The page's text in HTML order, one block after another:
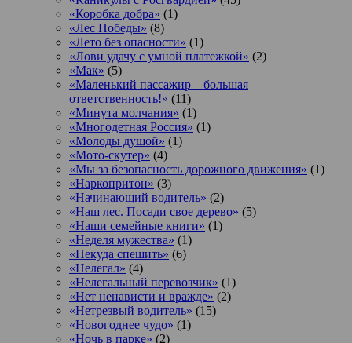
«Коробка добра» (1)
«Лес Победы» (8)
«Лето без опасности» (1)
«Лови удачу с умной платежкой» (2)
«Мак» (5)
«Маленький пассажир – большая
ответственность!» (11)
«Минута молчания» (1)
«Многодетная Россия» (1)
«Молоды душой» (1)
«Мото-скутер» (4)
«Мы за безопасность дорожного движения» (1)
«Наркопритон» (3)
«Начинающий водитель» (2)
«Наш лес. Посади свое дерево» (5)
«Наши семейные книги» (1)
«Неделя мужества» (1)
«Некуда спешить» (6)
«Нелегал» (4)
«Нелегальный перевозчик» (1)
«Нет ненависти и вражде» (2)
«Нетрезвый водитель» (15)
«Новогоднее чудо» (1)
«Ночь в парке» (2)